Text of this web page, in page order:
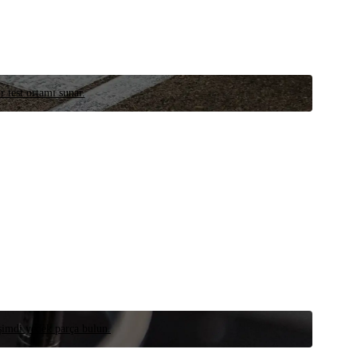
test ortamı sunar.
yedek parça bulun.